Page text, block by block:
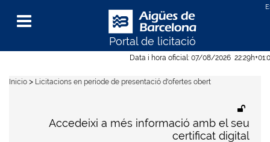
Data i hora oficial: 07/08/2026 22:29h
Portal de licitació
Menu
Accedeixi a més informació amb el seu
certificat digital
Inicio > Licitacions en període de presentació d'ofertes obert